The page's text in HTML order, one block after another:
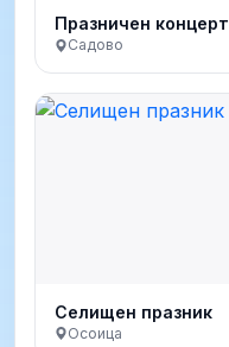
Празничен концерт
Садово
Селищен празник
Осоица